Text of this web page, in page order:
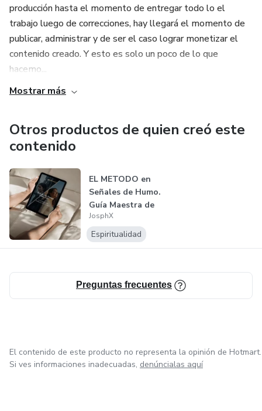
producción hasta el momento de entregar todo lo el
trabajo luego de correcciones, hay llegará el momento de
publicar, administrar y de ser el caso lograr monetizar el
contenido creado. Y esto es solo un poco de lo que
hacemo...
Mostrar más
Otros productos de quien creó este
contenido
EL METODO en
Señales de Humo.
Guía Maestra de
Claridad y Des...
JosphX
Espiritualidad
Preguntas frecuentes
El contenido de este producto no representa la opinión de Hotmart.
Si ves informaciones inadecuadas, denúncialas aquí